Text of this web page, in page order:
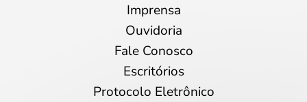
Imprensa
Ouvidoria
Fale Conosco
Escritórios
Protocolo Eletrônico